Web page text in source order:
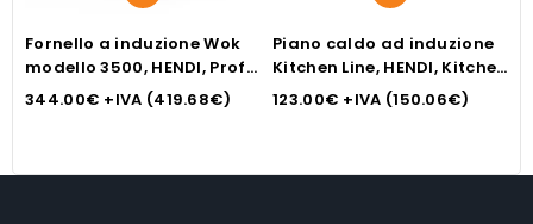
Fornello a induzione Wok
modello 3500, HENDI, Profi
Line, Set
344.00€ +IVA (419.68€)
Piano caldo ad induzione
Kitchen Line, HENDI, Kitchen
Line
123.00€ +IVA (150.06€)